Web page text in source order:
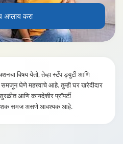
अप्लाय करा
विषय येतो, तेव्हा स्टँप ड्युटी आणि
समजून घेणे महत्त्वाचे आहे. तुम्ही घर खरेदीदार
आणि कायदेशीर प्रॉपर्टी
समज असणे आवश्यक आहे.